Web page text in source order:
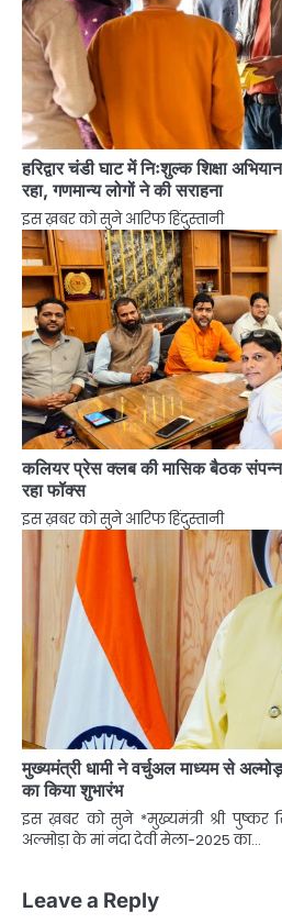
हरिद्वार चंडी घाट में निःशुल्क शिक्षा
रहा, गणमान्य लोगों ने की सराहना
इस ख़बर को सुने आरिफ
कलियर प्रेस क्लब की मासिक बैठक
रहा फॉक्स
इस ख़बर को सुने आरिफ
मुख्यमंत्री धामी ने वर्चुअल माध्यम से
का किया शुभारंभ
इस ख़बर को सुने *मुख्यमंत्री श्री पुष्कर
अल्मोड़ा के मां नंदा देवी मेला-2025 का…
Leave a Reply